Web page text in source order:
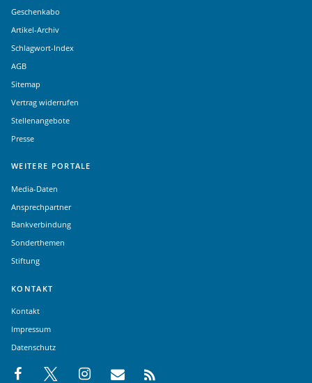
Geschenkabo
Artikel-Archiv
Schlagwort-Index
AGB
Sitemap
Vertrag widerrufen
Stellenangebote
Presse
WEITERE PORTALE
Media-Daten
Ansprechpartner
Bankverbindung
Sonderthemen
Stiftung
KONTAKT
Kontakt
Impressum
Datenschutz